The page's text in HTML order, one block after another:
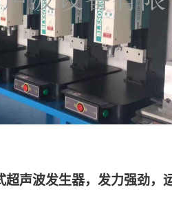
声波发生器，发力强劲